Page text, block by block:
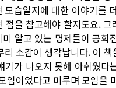
모습일지에 대한 이야기를
점을 참고해야 할지도요.
알고 있는 명제들이 공
리 소감이 생각납니다. 이
기가 나오지 못해 아쉬웠
임이었다고 미루며 모임을